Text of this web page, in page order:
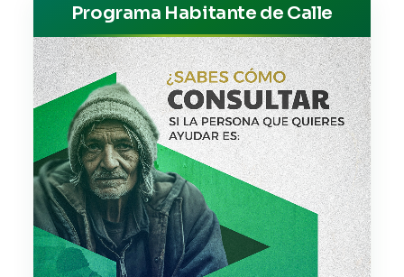
Programa Habitante de Calle